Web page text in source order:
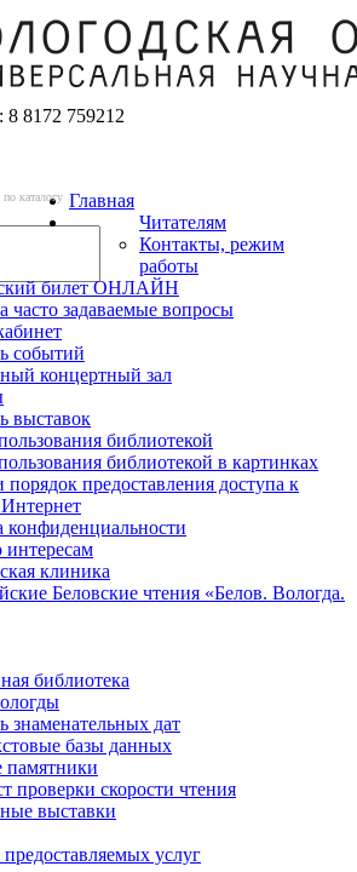
8 8172 759212
каталогу Главная
Читателям
Контакты, режим
работы
билет ОНЛАЙН
часто задаваемые вопросы
событий
концертный зал
выставок
библиотекой
библиотекой в картинках
порядок предоставления доступа к
конфиденциальности
клиника
Беловские чтения «Белов. Вологда.
библиотека
знаменательных дат
базы данных
проверки скорости чтения
выставки
услуг